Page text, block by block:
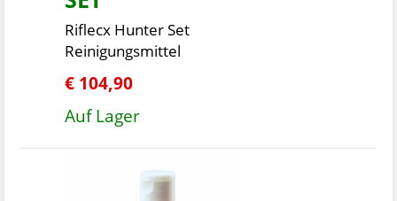
Riflecx Hunter Set
Reinigungsmittel
€ 104,90
Auf Lager